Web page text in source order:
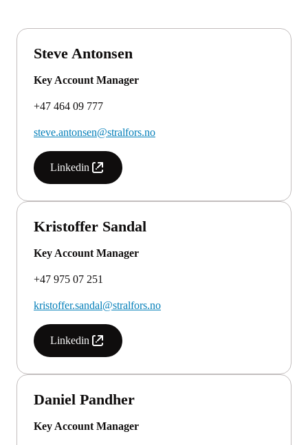
Steve Antonsen
Key Account Manager
+47 464 09 777
steve.antonsen@stralfors.no
Linkedin
Kristoffer Sandal
Key Account Manager
+47 975 07 251
kristoffer.sandal@stralfors.no
Linkedin
Daniel Pandher
Key Account Manager